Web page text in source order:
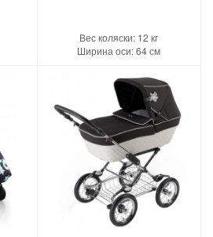
Вес коляски: 12 кг
Ширина оси: 64 см